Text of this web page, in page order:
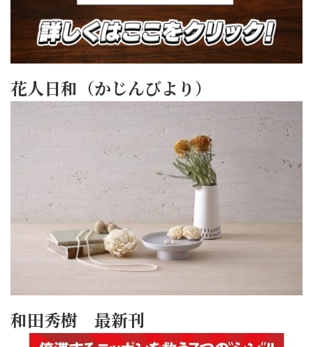
花人日和（かじんびより）
和田秀樹 最新刊